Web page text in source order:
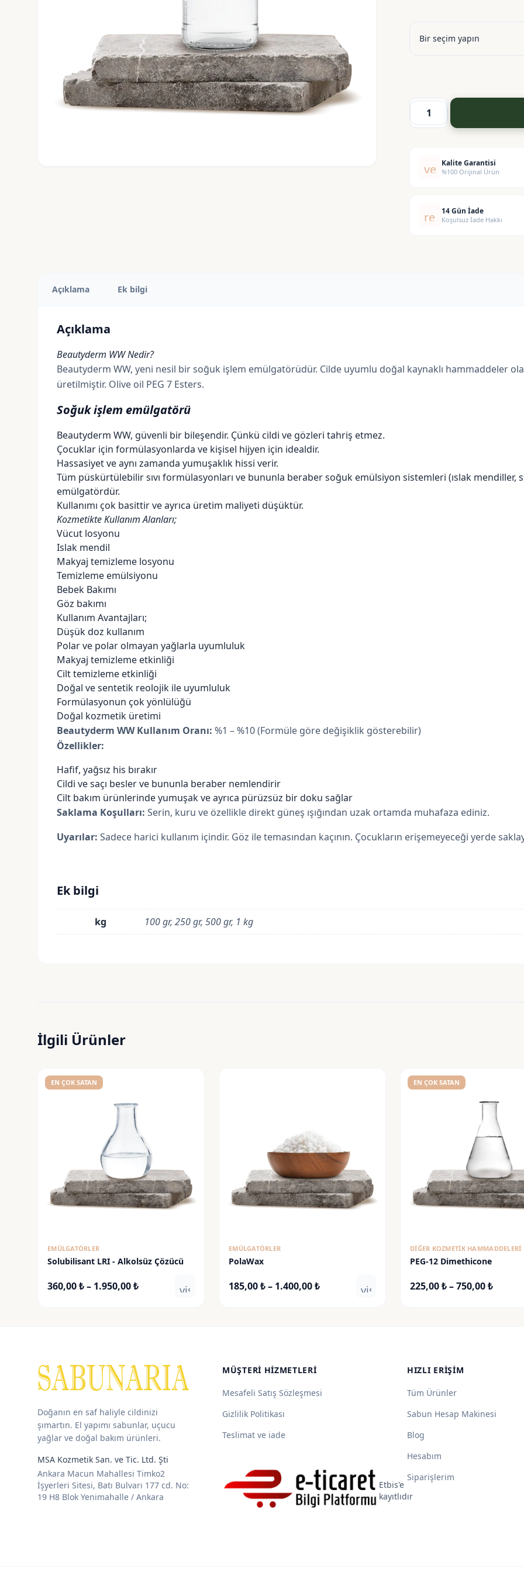
Beautyderm
verified
Kalite Garantisi
%100 Orijinal Ürün
replay14 Gün İade
Koşulsuz İade Hakkı
Açıklama Ek bilgi
Açıklama
Beautyderm WW Nedir?
Beautyderm WW, yeni nesil bir soğuk işlem emülgatörüdür. Cilde uyumlu doğal kaynaklı hammaddeler
üretilmiştir. Olive oil PEG 7 Esters.
Soğuk işlem emülgatörü
Beautyderm WW, güvenli bir bileşendir. Çünkü cildi ve gözleri tahriş etmez.
Çocuklar için formülasyonlarda ve kişisel hijyen için idealdir.
Hassasiyet ve aynı zamanda yumuşaklık hissi verir.
Tüm püskürtülebilir sıvı formülasyonları ve bununla beraber soğuk emülsiyon sistemleri (ıslak mendiller,
emülgatördür.
Kullanımı çok basittir ve ayrıca üretim maliyeti düşüktür.
Kozmetikte Kullanım Alanları;
Vücut losyonu
Islak mendil
Makyaj temizleme losyonu
Temizleme emülsiyonu
Bebek Bakımı
Göz bakımı
Kullanım Avantajları;
Düşük doz kullanım
Polar ve polar olmayan yağlarla uyumluluk
Makyaj temizleme etkinliği
Cilt temizleme etkinliği
Doğal ve sentetik reolojik ile uyumluluk
Formülasyonun çok yönlülüğü
Doğal kozmetik üretimi
Beautyderm WW Kullanım Oranı: %1 – %10 (Formüle göre değişiklik gösterebilir)
Özellikler:
Hafif, yağsız his bırakır
Cildi ve saçı besler ve bununla beraber nemlendirir
Cilt bakım ürünlerinde yumuşak ve ayrıca pürüzsüz bir doku sağlar
Saklama Koşulları: Serin, kuru ve özellikle direkt güneş ışığından uzak ortamda muhafaza ediniz.
Uyarılar: Sadece harici kullanım içindir. Göz ile temasından kaçının. Çocukların erişemeyeceği yerde
Ek bilgi
kg 100 gr, 250 gr, 500 gr, 1 kg
İlgili Ürünler
EN ÇOK SATAN
EMÜLGATÖRLER
Solubilisant LRI - Alkolsüz Çözücü
360,00₺– 1.950,00₺Fiyat
visibility
EMÜLGATÖRLER
PolaWax
185,00₺– 1.400,00₺Fiyat
visibility
EN ÇOK SATAN
DIĞER KOZMETIK HAMMADDELERI
PEG-12 Dimethicone
225,00₺–750,00₺Fiyat
Doğanın en saf haliyle cildinizi
şımartın. El yapımı sabunlar, uçucu
yağlar ve doğal bakım ürünleri.
MSA Kozmetik San. ve Tic. Ltd. Şti
Ankara Macun Mahallesi Timko2
İşyerleri Sitesi, Batı Bulvarı 177 cd. No:
19 H8 Blok Yenimahalle / Ankara
MÜŞTERI HIZMETLERI
Mesafeli Satış Sözleşmesi
Gizlilik Politikası
Teslimat ve iade
Etbis'e
kayıtlıdır
HIZLI ERIŞIM
Tüm Ürünler
Sabun Hesap Makinesi
Blog
Hesabım
Siparişlerim